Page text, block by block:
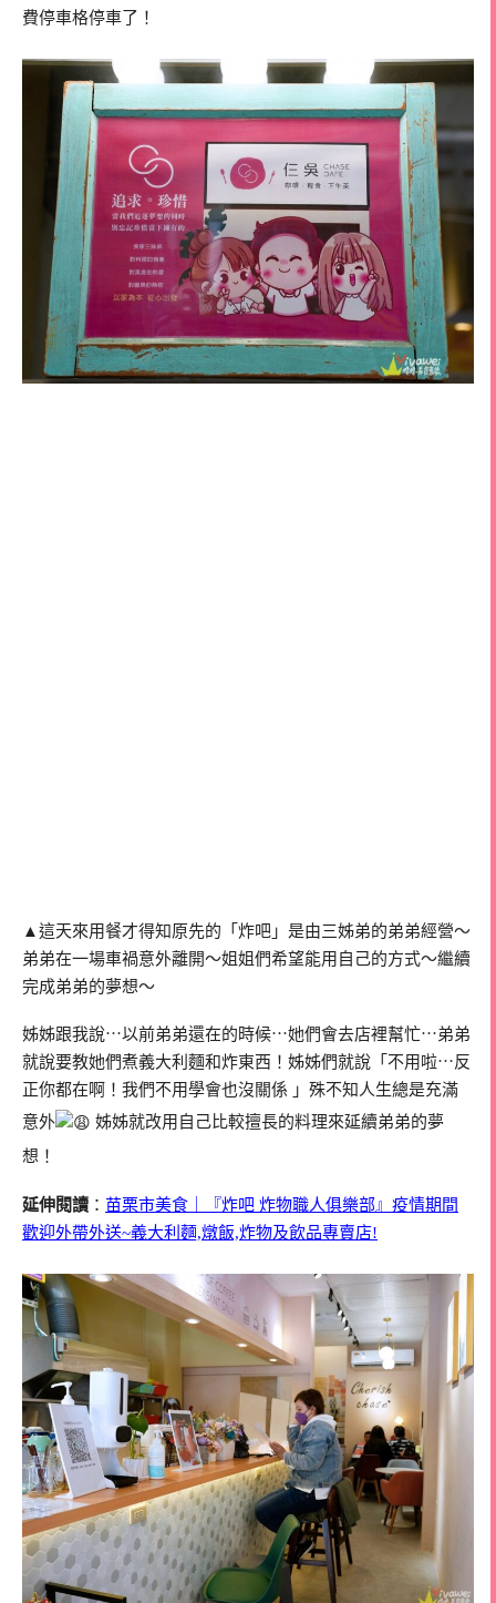
費停車格停車了！
▲這天來用餐才得知原先的「炸吧」是由三姊弟的弟弟經營～
弟弟在一場車禍意外離開～姐姐們希望能用自己的方式～繼續
完成弟弟的夢想～
姊姊跟我說⋯以前弟弟還在的時候⋯她們會去店裡幫忙⋯弟弟
就說要教她們煮義大利麵和炸東西！姊姊們就說「不用啦⋯反
正你都在啊！我們不用學會也沒關係 」殊不知人生總是充滿
意外
姊姊就改用自己比較擅長的料理來延續弟弟的夢
想！
延伸閱讀 ： 苗栗市美食｜『炸吧 炸物職人俱樂部』疫情期間
歡迎外帶外送~義大利麵,燉飯,炸物及飲品專賣店!